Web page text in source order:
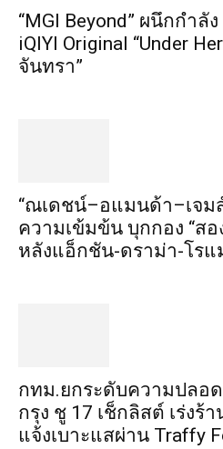
“MGI Beyond” ผนึกกำลั
iQIYI Original “Under
จันทรา”
“ณเดชน์–อแมนด้า–เจม
ความเข้มข้น บุกกอง “สอ
หลังแอ็กชัน-ดราม่า-โร
กทม.ยกระดับความปลอ
กรุง ชู 17 เช็กลิสต์ เร่งร้
แจ้งเบาะแสผ่าน Traffy